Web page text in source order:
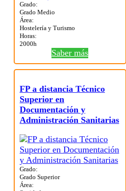
Grado:
Grado Medio
Área:
Hostelería y Turismo
Horas:
2000h
Saber más
FP a distancia Técnico
Superior en
Documentación y
Administración Sanitarias
Grado:
Grado Superior
Área: